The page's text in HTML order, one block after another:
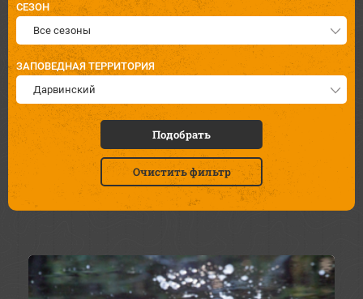
СЕЗОН
Все сезоны
ЗАПОВЕДНАЯ ТЕРРИТОРИЯ
Дарвинский
Подобрать
Очистить фильтр